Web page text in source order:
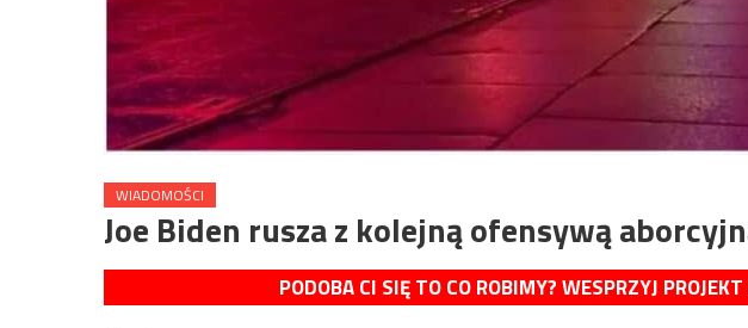
WIADOMOŚCI
Joe Biden rusza z kolejną ofensywą
PODOBA CI SIĘ TO CO ROBIMY? WESPRZYJ